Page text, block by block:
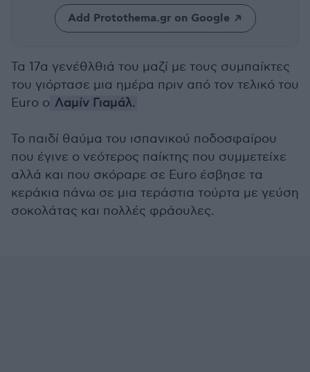
Add Protothema.gr on Google
Τα 17α γενέθλθιά του μαζί με τους συμπαίκτες
του γιόρτασε μια ημέρα πριν από τον τελικό του
Euro ο Λαμίν Γιαμάλ.
Το παιδί θαύμα του ισπανικού ποδοσφαίρου
που έγινε ο νεότερος παίκτης που συμμετείχε
αλλά και που σκόραρε σε Euro έσβησε τα
κεράκια πάνω σε μια τεράστια τούρτα με γεύση
σοκολάτας και πολλές φράουλες.